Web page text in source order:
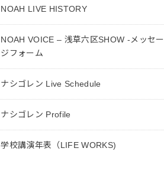
NOAH LIVE HISTORY
NOAH VOICE – 浅草六区SHOW -メッセー
ジフォーム
ナシゴレン Live Schedule
ナシゴレン Profile
学校講演年表（LIFE WORKS)